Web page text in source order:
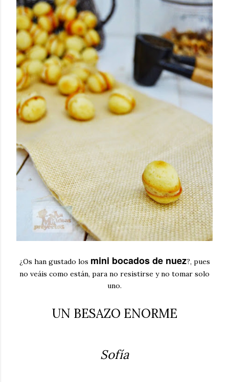
¿Os han gustado los mini bocados de nuez?, pues
no veáis como están, para no resistirse y no tomar solo
uno.
UN BESAZO ENORME
Sofía